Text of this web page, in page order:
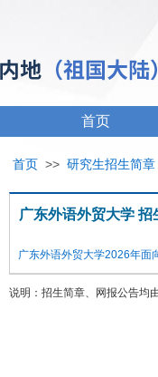
首页
首页 >> 研究生招生简章
广东外语外贸大学 招
广东外语外贸大学2026年面
说明：招生简章、网报公告均